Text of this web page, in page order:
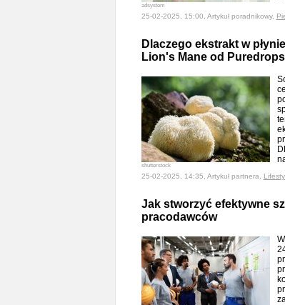
adsystem
25-02-2025, 15:00, Artykuł poradnikowy,
Dlaczego ekstrakt w
Lion's Mane od
shutterstock
25-02-2025, 14:35, Artykuł partnera,
Jak stworzyć efektywne
pracodawców